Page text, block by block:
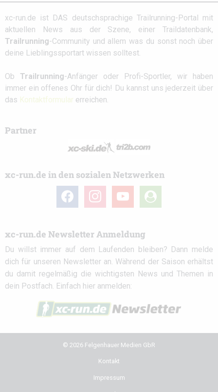
xc-run.de ist DAS deutschsprachige Trailrunning-Portal mit
aktuellen News aus der Szene, einer Traildatenbank,
Trailrunning-Community und allem was du sonst noch über
deine Lieblingssportart wissen solltest.
Ob Trailrunning-Anfänger oder Profi-Sportler, wir haben
immer ein offenes Ohr für dich! Du kannst uns jederzeit über
das Kontaktformular erreichen.
Partner
xc-run.de in den sozialen Netzwerken
facebook instagramyoutube
user-
circle
xc-run.de Newsletter Anmeldung
Du willst immer auf dem Laufenden bleiben? Dann melde
dich für unseren Newsletter an. Während der Saison erhältst
du damit regelmäßig die wichtigsten News und Themen in
dein Postfach. Einfach hier anmelden:
© 2026 Felgenhauer Medien GbR
Kontakt
Impressum